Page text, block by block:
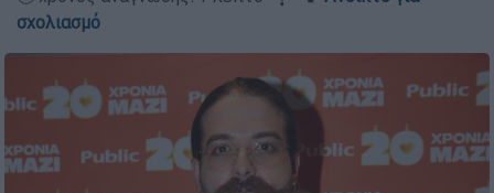
σχολιασμό